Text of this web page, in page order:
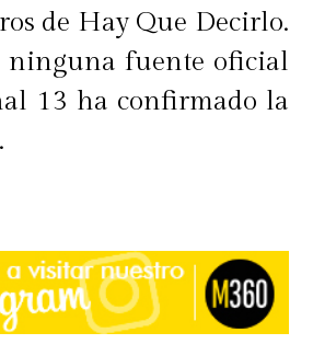
de Hay Que Decirlo.
ninguna fuente oficial
13 ha confirmado la